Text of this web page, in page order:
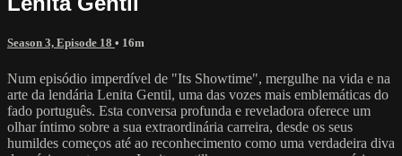
Season 3, Episode 18 • 16m
Num episódio imperdível de "Its Showtime", mergulhe na vida e na
arte da lendária Lenita Gentil, uma das vozes mais emblemáticas do
fado português. Esta conversa profunda e reveladora oferece um
olhar íntimo sobre a sua extraordinária carreira, desde os seus
humildes começos até ao reconhecimento como uma verdadeira diva